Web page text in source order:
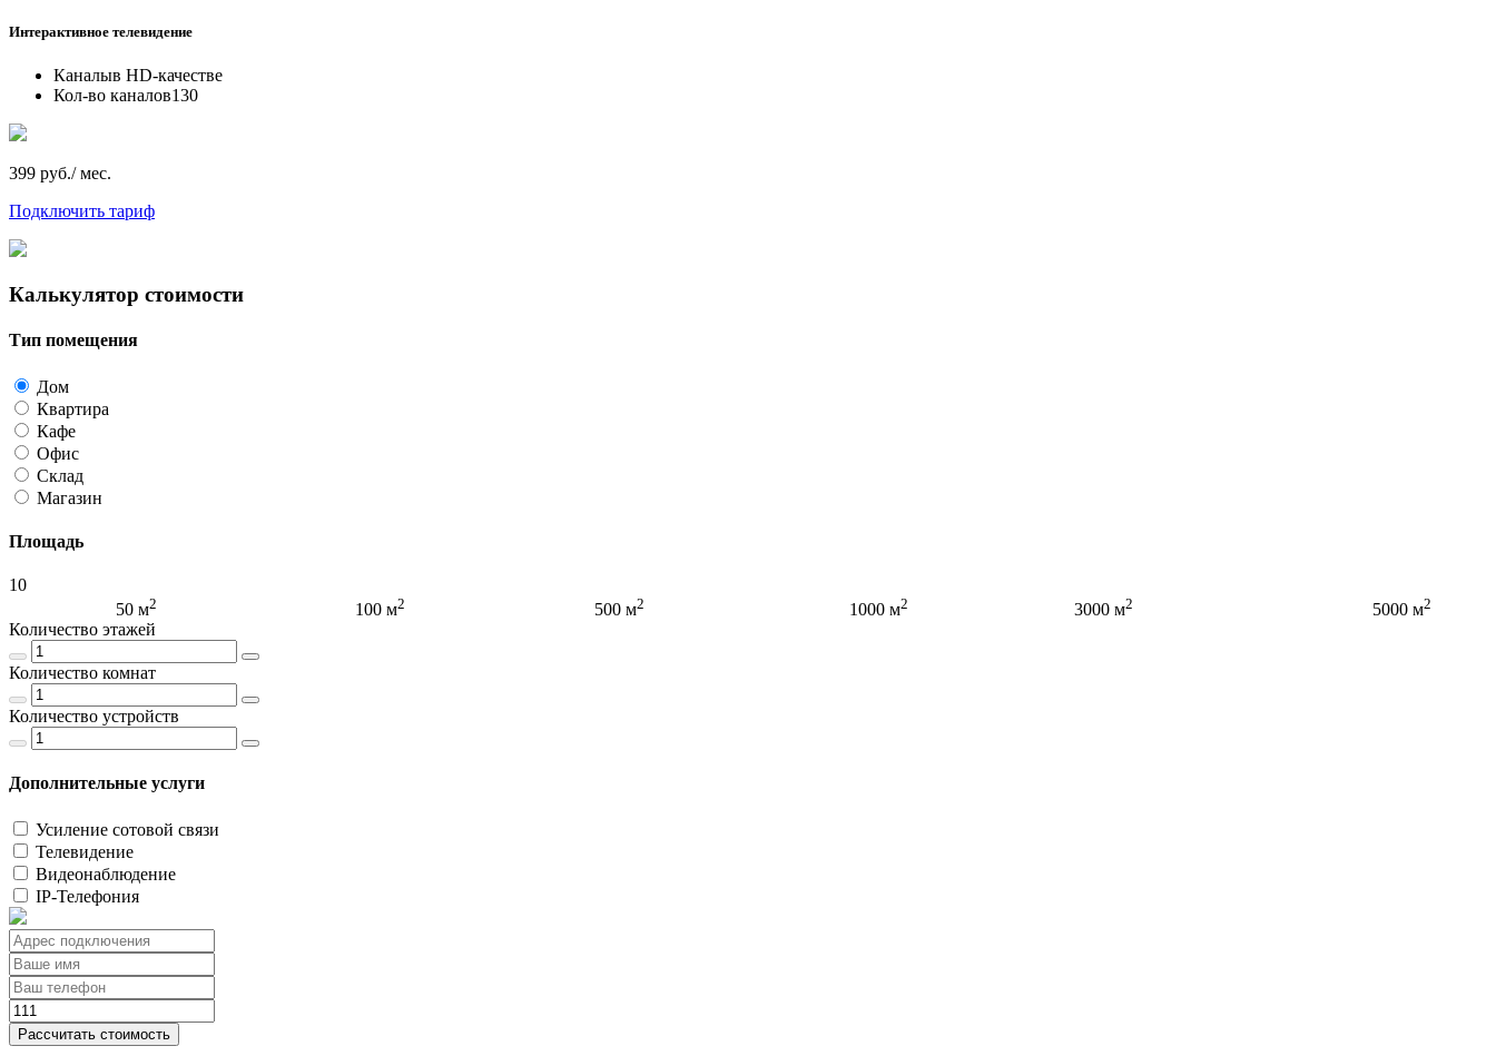
Интерактивное телевидение
Каналыв HD-качестве
Кол-во каналов130
399 руб./ мес.
Подключить тариф
Калькулятор стоимости
Тип помещения
Дом
Квартира
Кафе
Офис
Склад
Магазин
Площадь
10
50 м2 100 м2 500 м2 1000 м2 3000 м2 5000 м2
Количество этажей
Количество комнат
Количество устройств
Дополнительные услуги
Усиление сотовой связи
Телевидение
Видеонаблюдение
IP-Телефония
Рассчитать стоимость